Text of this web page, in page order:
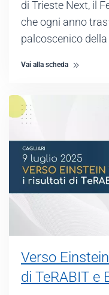
di Trieste Next, il
che ogni anno
palcoscenico
Vai alla scheda
Verso
di TeRABIT e